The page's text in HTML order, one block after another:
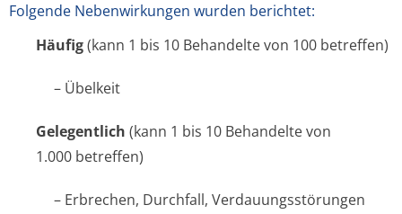
Folgende Nebenwirkungen wurden berichtet:
Häufig(kann 1 bis 10 Behandelte von 100 betreffen)
– Übelkeit
Gelegentlich (kann 1 bis 10 Behandelte von
1.000 betreffen)
– Erbrechen, Durchfall, Verdauungsstörungen